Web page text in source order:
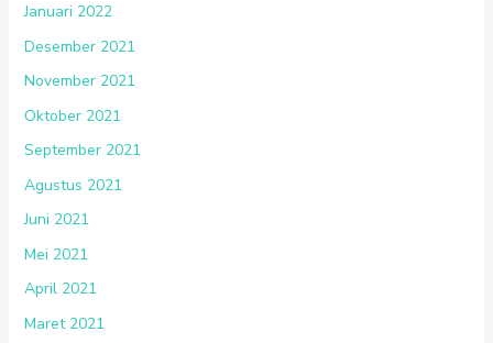
Januari 2022
Desember 2021
November 2021
Oktober 2021
September 2021
Agustus 2021
Juni 2021
Mei 2021
April 2021
Maret 2021